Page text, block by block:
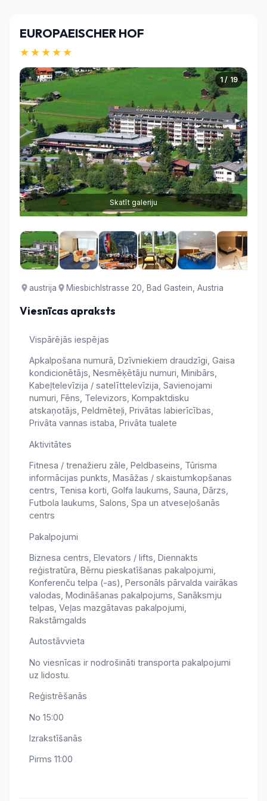
EUROPAEISCHER HOF
★★★★★
1 / 19
Skatīt galeriju
austrija Miesbichlstrasse 20, Bad Gastein, Austria
Viesnīcas apraksts
Vispārējās iespējas
Apkalpošana numurā, Dzīvniekiem draudzīgi, Gaisa
kondicionētājs, Nesmēķētāju numuri, Minibārs,
Kabeļtelevīzija / satelīttelevīzija, Savienojami
numuri, Fēns, Televizors, Kompaktdisku
atskaņotājs, Peldmēteļi, Privātas labierīcības,
Privāta vannas istaba, Privāta tualete
Aktivitātes
Fitnesa / trenažieru zāle, Peldbaseins, Tūrisma
informācijas punkts, Masāžas / skaistumkopšanas
centrs, Tenisa korti, Golfa laukums, Sauna, Dārzs,
Futbola laukums, Salons, Spa un atveseļošanās
centrs
Pakalpojumi
Biznesa centrs, Elevators / lifts, Diennakts
reģistratūra, Bērnu pieskatīšanas pakalpojumi,
Konferenču telpa (-as), Personāls pārvalda vairākas
valodas, Modināšanas pakalpojums, Sanāksmju
telpas, Veļas mazgātavas pakalpojumi,
Rakstāmgalds
Autostāvvieta
No viesnīcas ir nodrošināti transporta pakalpojumi
uz lidostu.
Reģistrēšanās
No 15:00
Izrakstīšanās
Pirms 11:00